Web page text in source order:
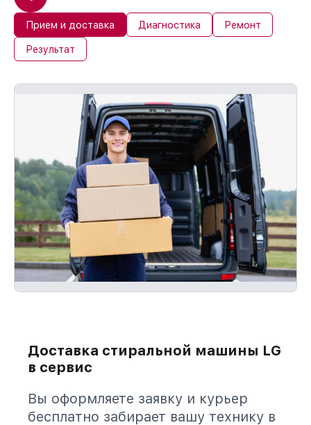
Прием и доставка Диагностика Ремонт
Результат
Доставка стиральной машины LG
в сервис
Вы оформляете заявку и курьер
бесплатно забирает вашу технику в